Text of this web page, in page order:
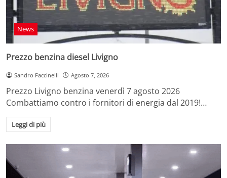
News
Prezzo benzina diesel Livigno
Sandro Faccinelli Agosto 7, 2026
Prezzo Livigno benzina venerdì 7 agosto 2026
Combattiamo contro i fornitori di energia dal 2019!…
Leggi di più